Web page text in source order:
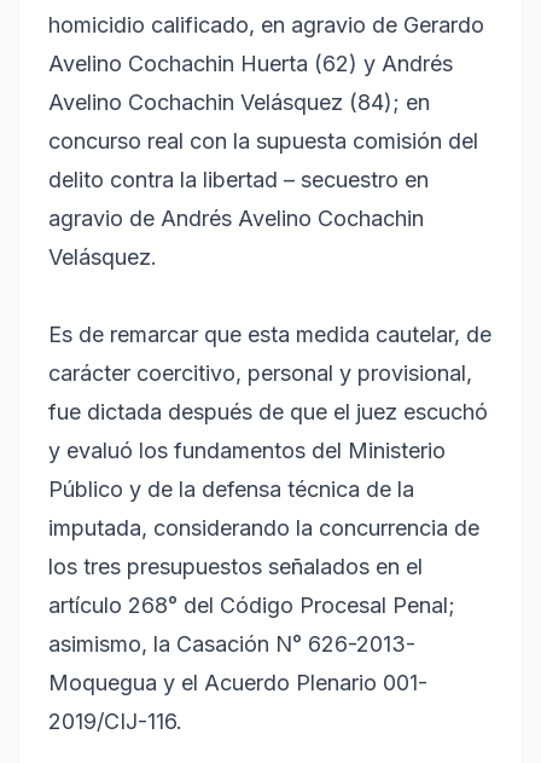
homicidio calificado, en agravio de Gerardo
Avelino Cochachin Huerta (62) y Andrés
Avelino Cochachin Velásquez (84); en
concurso real con la supuesta comisión del
delito contra la libertad – secuestro en
agravio de Andrés Avelino Cochachin
Velásquez.
Es de remarcar que esta medida cautelar, de
carácter coercitivo, personal y provisional,
fue dictada después de que el juez escuchó
y evaluó los fundamentos del Ministerio
Público y de la defensa técnica de la
imputada, considerando la concurrencia de
los tres presupuestos señalados en el
artículo 268° del Código Procesal Penal;
asimismo, la Casación N° 626-2013-
Moquegua y el Acuerdo Plenario 001-
2019/CIJ-116.